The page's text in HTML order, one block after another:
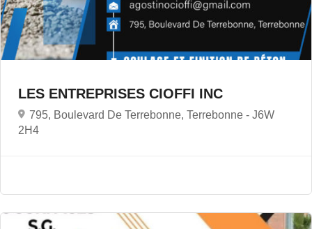
LES ENTREPRISES CIOFFI INC
795, Boulevard De Terrebonne, Terrebonne - J6W
2H4